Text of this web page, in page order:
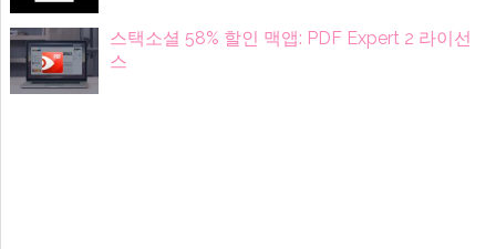
스택소셜 58% 할인 맥앱: PDF Expert 2 라이선
스